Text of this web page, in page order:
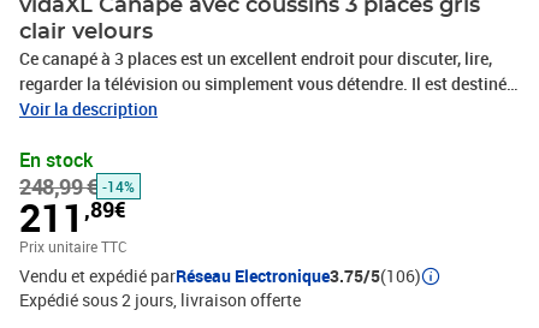
vidaXL Canapé avec coussins 3 places gris
clair velours
Ce canapé à 3 places est un excellent endroit pour discuter, lire,
regarder la télévision ou simplement vous détendre. Il est destiné à
être un point central dans votre maison. Velours doux : le velours
fibres uniformément coupées qui ont une touche lisse. Le tissu en
velours présente un toucher doux distinctif, ce qui le rend
confortable au toucher.Expérience d'assise confortable : le canapé
est très confortable avec le siège, les accoudoirs, le dossier et les
oreillers ronds bien rembourrésPieds de soutien : le canapé
rembourré est soutenu par des pieds robustes, qui assurent sa
stabilité, sa sécurité et sa fermeté.Design accrocheur : doté d'un
Voir la description
En stock
248,99 € -14%
211 ,89€
Prix unitaire TTC
Vendu et expédié parRéseau Electronique3.75/5(106)
Expédié sous 2 jours livraison offerte